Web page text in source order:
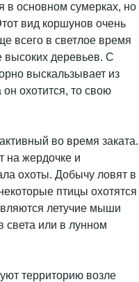
в основном сумерках, но
вид коршунов очень
всего в светлое время
высоких деревьев. С
выскальзывает из
он охотится, то свою
во время заката.
на жердочке и
охоты. Добычу ловят в
птицы охотятся
летучие мыши
света или в лунном
территорию возле